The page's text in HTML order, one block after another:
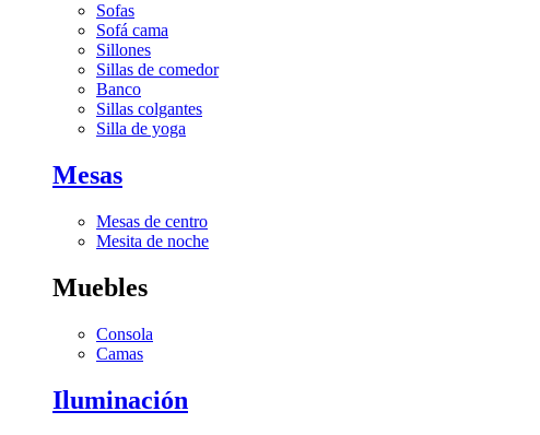
Sofas
Sofá cama
Sillones
Sillas de comedor
Banco
Sillas colgantes
Silla de yoga
Mesas
Mesas de centro
Mesita de noche
Muebles
Consola
Camas
Iluminación